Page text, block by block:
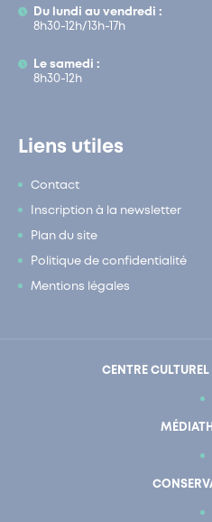
Du lundi au vendredi :
8h30-12h/13h-17h
Le samedi :
8h30-12h
Liens utiles
Contact
Inscription à la newsletter
Plan du site
Politique de confidentialité
Mentions légales
CENTRE CULTUREL